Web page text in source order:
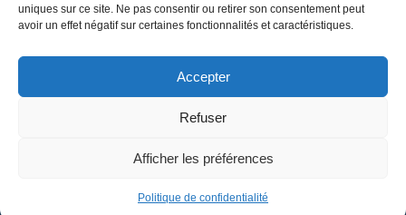
uniques sur ce site. Ne pas consentir ou retirer son consentement peut
avoir un effet négatif sur certaines fonctionnalités et caractéristiques.
Accepter
Refuser
Afficher les préférences
Politique de confidentialité
Politique de confidentialité
Conditions générales
J’ai lu et j’accepte lapolitique de confidentialité
d’OsaBus.
Obtenez un devis
Obtenez un devis